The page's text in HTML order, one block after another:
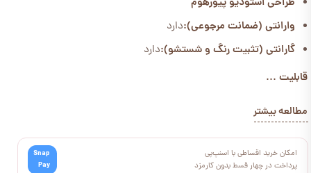
طراحی استودیو پیورهوم
وارانتی (ضمانت مرجوعی):دارد
گارانتی (تثبیت رنگ و شستشو):دارد
قابلیت ...
مطالعه بیشتر
امکان خرید اقساطی با اسنپ‌پی
پرداخت در چهار قسط بدون کارمزد
Snap
Pay